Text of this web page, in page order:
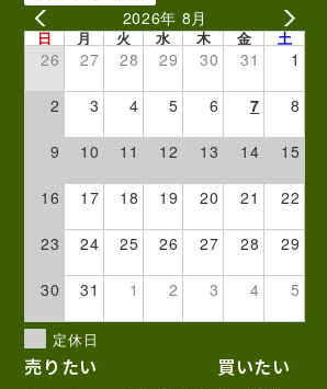
2026年 8月
日 月 火 水 木 金 土
26 27 28 29 30 31 1
2 3 4 5 6 7 8
9 10 11 12 13 14 15
16 17 18 19 20 21 22
23 24 25 26 27 28 29
30 31 1 2 3 4 5
定休日
売りたい 買いたい